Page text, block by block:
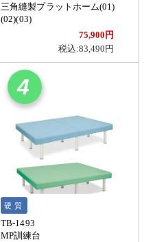
三角縫製プラットホーム(01)
(02)(03)
75,900円
税込:83,490円
4
硬質
TB-1493
MP訓練台